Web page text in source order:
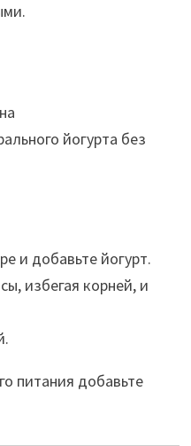
йогурта без
и добавьте йогурт.
избегая корней, и
питания добавьте